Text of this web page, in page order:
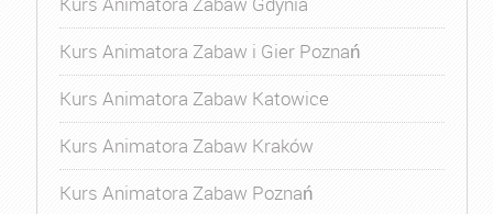
Kurs Animatora Zabaw i Gier Poznań
Kurs Animatora Zabaw Katowice
Kurs Animatora Zabaw Kraków
Kurs Animatora Zabaw Poznań